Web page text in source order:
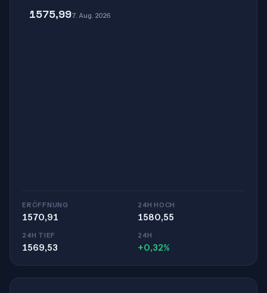
1575,997. Aug. 2026
ERÖFFNUNG
1570,91
24H HOCH
1580,55
24H TIEF
1569,53
24H
+0,32%